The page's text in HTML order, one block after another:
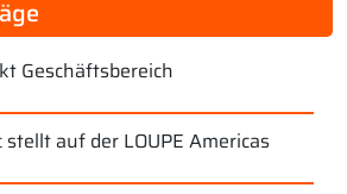
Geschäftsbereich
auf der LOUPE Americas